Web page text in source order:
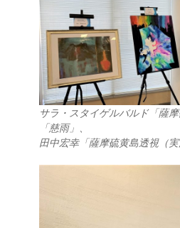
サラ・スタイゲルバルド「薩
「慈雨」、
田中宏幸「薩摩硫黄島透視（実